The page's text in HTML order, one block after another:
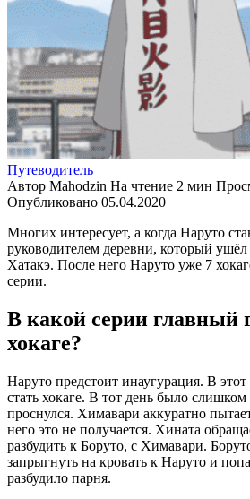
Путеводитель
Автор Mahodzin На чтение 2 мин
Опубликовано 05.04.2020
Многих интересует, а когда Наруто
руководителем деревни, который
Хатакэ. После него Наруто уже 7
серии.
В какой серии главный
хокаге?
Наруто предстоит инаугурация. В
стать хокаге. В тот день было
проснулся. Химавари аккуратно
него это не получается. Хината
разбудить к Боруто, с Химавари.
запрыгнуть на кровать к Наруто и
разбудило парня.